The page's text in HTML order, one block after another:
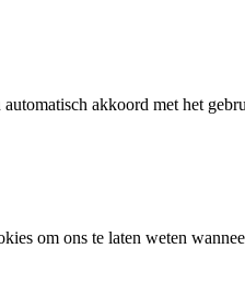
akkoord met het
om ons te laten weten